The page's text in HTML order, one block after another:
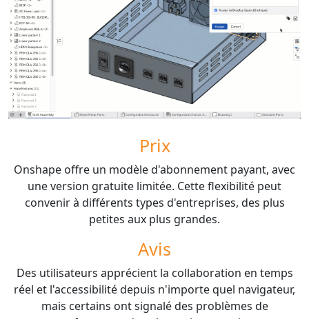
Prix
Onshape offre un modèle d'abonnement payant, avec
une version gratuite limitée. Cette flexibilité peut
convenir à différents types d'entreprises, des plus
petites aux plus grandes.
Avis
Des utilisateurs apprécient la collaboration en temps
réel et l'accessibilité depuis n'importe quel navigateur,
mais certains ont signalé des problèmes de